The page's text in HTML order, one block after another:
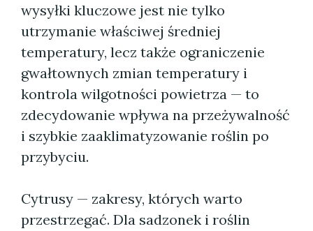
wysyłki kluczowe jest nie tylko
utrzymanie właściwej średniej
temperatury, lecz także ograniczenie
gwałtownych zmian temperatury i
kontrola wilgotności powietrza — to
zdecydowanie wpływa na przeżywalność
i szybkie zaaklimatyzowanie roślin po
przybyciu.
Cytrusy — zakresy, których warto
przestrzegać. Dla sadzonek i roślin